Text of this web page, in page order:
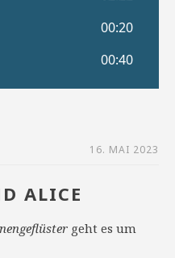
16. MAI 2023
ALICE
geht es um